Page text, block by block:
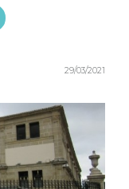
29/03/2021